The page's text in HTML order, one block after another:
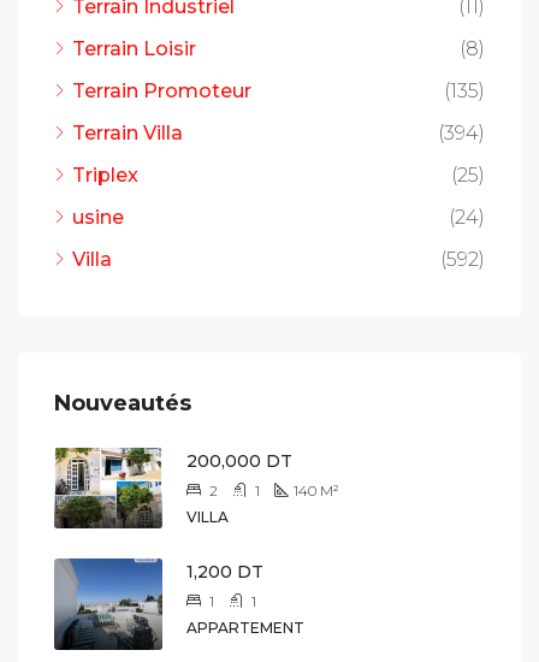
Terrain Industriel
(11)
Terrain Loisir
(8)
Terrain Promoteur
(135)
Terrain Villa
(394)
Triplex
(25)
usine
(24)
Villa
(592)
Nouveautés
200,000 DT
2 1 140 M²
VILLA
1,200 DT
1
1
APPARTEMENT